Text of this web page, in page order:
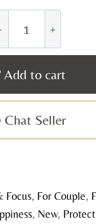
Add to cart
Chat Seller
Focus, For Couple,
, New,